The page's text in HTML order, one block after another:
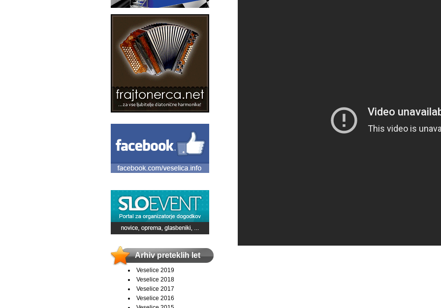
Arhiv preteklih let
Veselice 2019
Veselice 2018
Veselice 2017
Veselice 2016